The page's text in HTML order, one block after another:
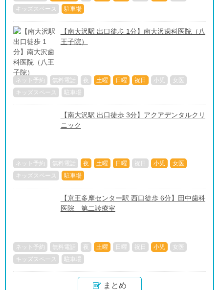
キッズスペース
駐車場
【南大沢駅 出口徒歩 1分】南大沢歯科医院（八
王子院）
ネット予約 無料電話 夜 土曜 日曜 祝日 小児
女医
キッズスペース
駐車場
【南大沢駅 出口徒歩 3分】アクアデンタルクリ
ニック
ネット予約 無料電話 夜 土曜 日曜 祝日 小児
女医
キッズスペース
駐車場
【京王多摩センター駅 西口徒歩 6分】田中歯科
医院 第二診療室
ネット予約 無料電話 夜 土曜 日曜 祝日 小児
女医
キッズスペース
駐車場
まとめ